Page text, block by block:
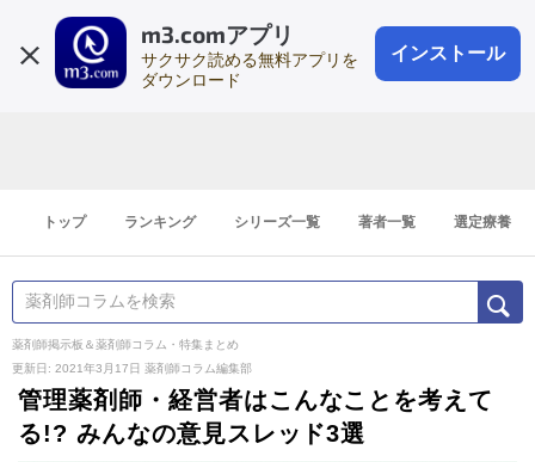
m3.comアプリ
サクサク読める無料アプリを
ダウンロード
インストール
会員登録
登録1分
トップ ランキング シリーズ一覧 著者一覧 選定療養
薬剤師掲示板＆薬剤師コラム・特集まとめ
更新日: 2021年3月17日 薬剤師コラム編集部
管理薬剤師・経営者はこんなことを考えて
る!? みんなの意見スレッド3選